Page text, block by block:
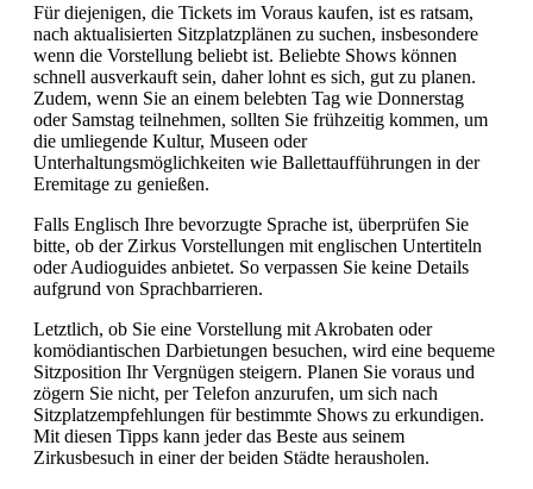
Für diejenigen, die Tickets im Voraus kaufen, ist es ratsam,
nach aktualisierten Sitzplatzplänen zu suchen, insbesondere
wenn die Vorstellung beliebt ist. Beliebte Shows können
schnell ausverkauft sein, daher lohnt es sich, gut zu planen.
Zudem, wenn Sie an einem belebten Tag wie Donnerstag
oder Samstag teilnehmen, sollten Sie frühzeitig kommen, um
die umliegende Kultur, Museen oder
Unterhaltungsmöglichkeiten wie Ballettaufführungen in der
Eremitage zu genießen.
Falls Englisch Ihre bevorzugte Sprache ist, überprüfen Sie
bitte, ob der Zirkus Vorstellungen mit englischen Untertiteln
oder Audioguides anbietet. So verpassen Sie keine Details
aufgrund von Sprachbarrieren.
Letztlich, ob Sie eine Vorstellung mit Akrobaten oder
komödiantischen Darbietungen besuchen, wird eine bequeme
Sitzposition Ihr Vergnügen steigern. Planen Sie voraus und
zögern Sie nicht, per Telefon anzurufen, um sich nach
Sitzplatzempfehlungen für bestimmte Shows zu erkundigen.
Mit diesen Tipps kann jeder das Beste aus seinem
Zirkusbesuch in einer der beiden Städte herausholen.